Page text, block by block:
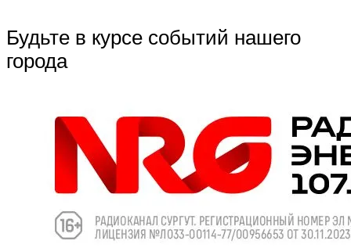
Будьте в курсе событий нашего
города